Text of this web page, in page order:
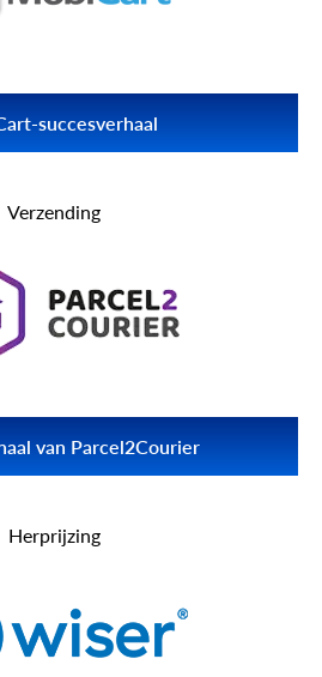
succesverhaal
een diepgaande ervaring te
Verzending
van Parcel2Courier
integreren met meer dan 70
Herprijzing